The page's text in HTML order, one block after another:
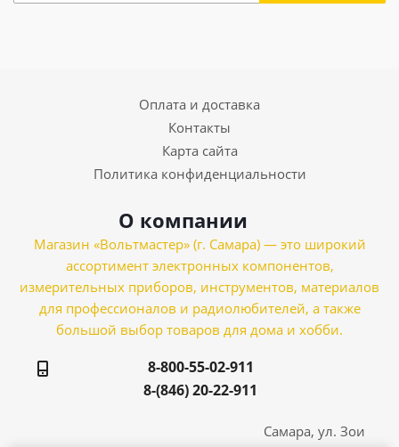
Оплата и доставка
Контакты
Карта сайта
Политика конфиденциальности
О компании
Магазин «Вольтмастер» (г. Самара) — это широкий
ассортимент электронных компонентов,
измерительных приборов, инструментов, материалов
для профессионалов и радиолюбителей, а также
большой выбор товаров для дома и хобби.
8-800-55-02-911
8-(846) 20-22-911
Самара, ул. Зои